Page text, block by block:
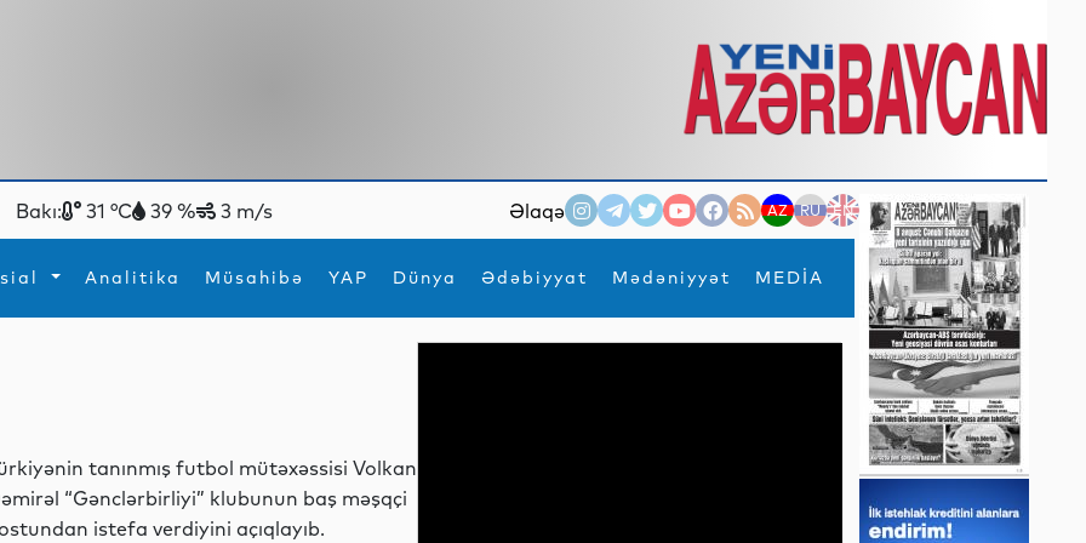
Bakı: 31 °C 39 % 3 m/s Əlaqə AZ RU EN
Analitika Müsahibə YAP Dünya Ədəbiyyat Mədəniyyət MEDİA
×
tanınmış futbol mütəxəssisi Volkan
“Gənclərbirliyi” klubunun baş məşqçi
istefa verdiyini açıqlayıb.